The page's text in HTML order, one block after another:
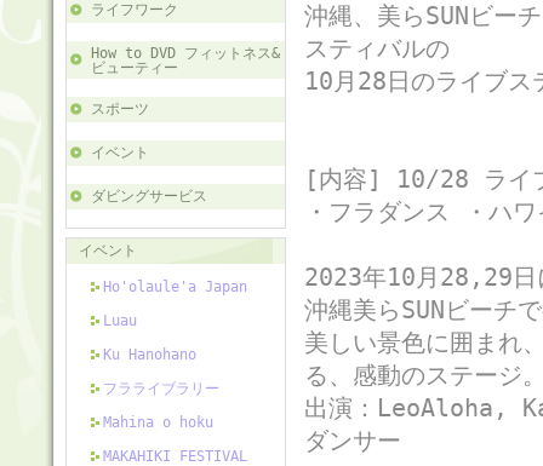
ライフワーク
How to DVD フィットネス&
ビューティー
スポーツ
イベント
ダビングサービス
イベント
Ho'olaule'a Japan
Luau
Ku Hanohano
フラライブラリー
Mahina o hoku
MAKAHIKI FESTIVAL
沖縄、美らSUNビー
スティバルの
10月28日のライブス
[内容] 10/28 ライ
・フラダンス ・ハ
2023年10月28,29日
沖縄美らSUNビーチ
美しい景色に囲まれ
る、感動のステージ
出演：LeoAloha,
ダンサー